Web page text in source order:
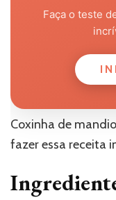
Faça o teste
Coxinha de
fazer essa receita